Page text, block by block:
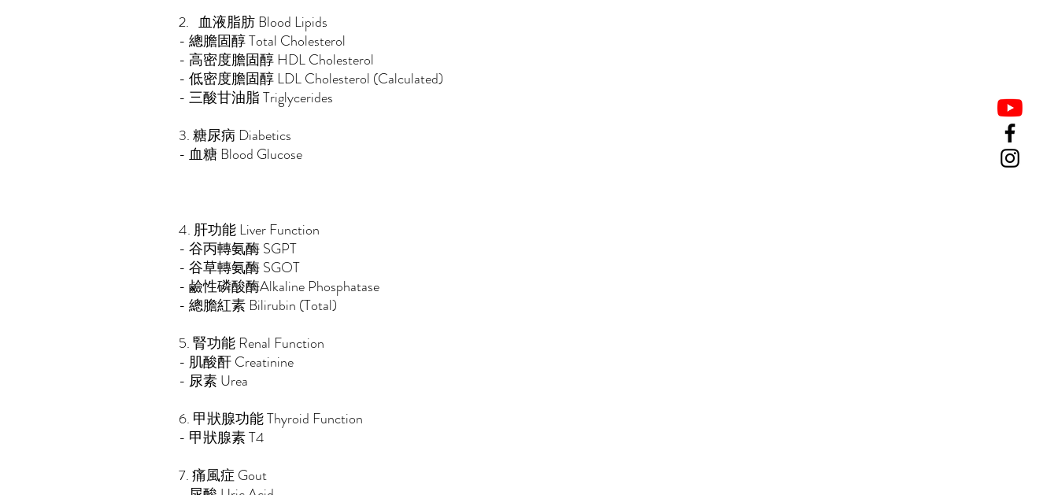
2. 血液脂肪 Blood Lipids
- 總膽固醇 Total Cholesterol
- 高密度膽固醇 HDL Cholesterol
- 低密度膽固醇 LDL Cholesterol (Calculated)
- 三酸甘油脂 Triglycerides
3. 糖尿病 Diabetics
- 血糖 Blood Glucose
4. 肝功能 Liver Function
- 谷丙轉氨酶 SGPT
- 谷草轉氨酶 SGOT
- 鹼性磷酸酶Alkaline Phosphatase
- 總膽紅素 Bilirubin (Total)
5. 腎功能 Renal Function
- 肌酸酐 Creatinine
- 尿素 Urea
6. 甲狀腺功能 Thyroid Function
- 甲狀腺素 T4
7. 痛風症 Gout